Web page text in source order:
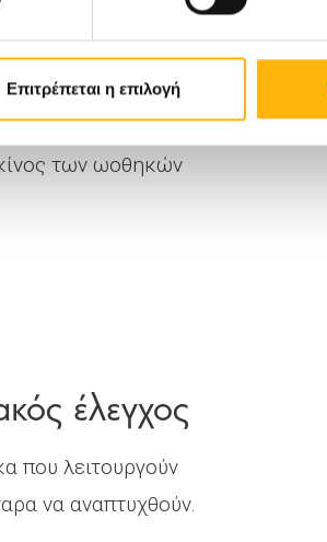
Επιτρέπεται η επιλογή
των ωοθηκών
έλεγχος
που λειτουργούν
να αναπτυχθούν.